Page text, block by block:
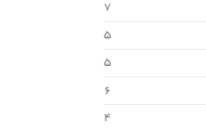
7
5
5
6
4